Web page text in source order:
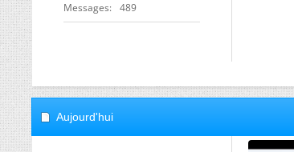
Messages 489
Aujourd'hui